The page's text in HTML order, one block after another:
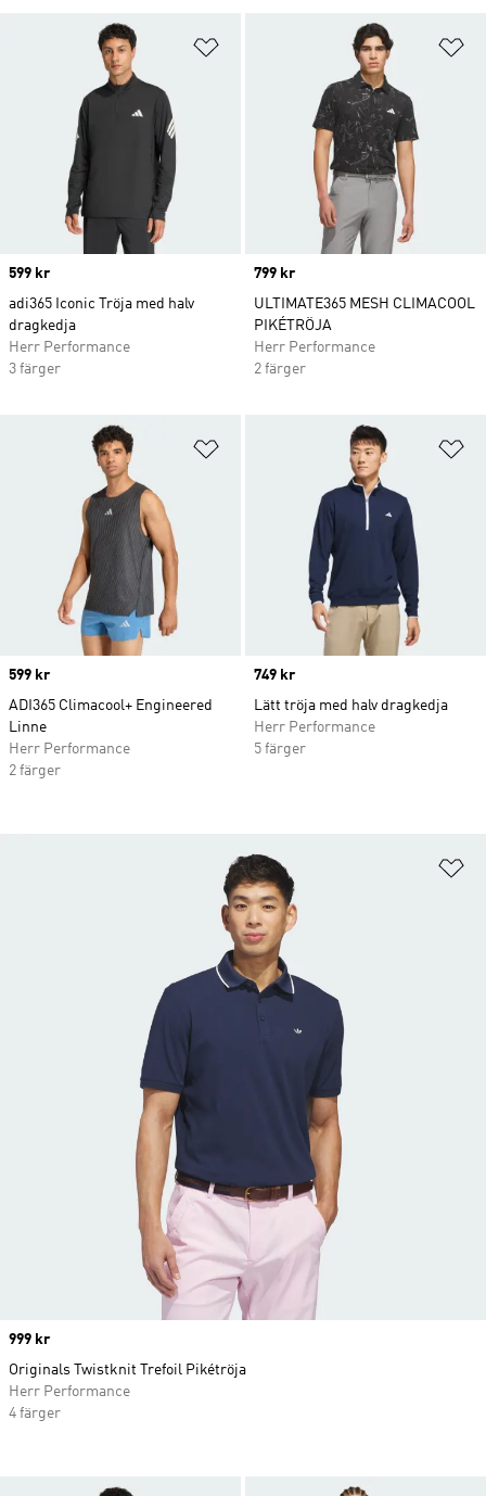
Lägg till på önskelistan
Price
599 kr
adi365 Iconic Tröja med halv
dragkedja
Herr Performance
3 färger
Price
799 kr
ULTIMATE365 MESH CLIMACOOL
PIKÉTRÖJA
Herr Performance
2 färger
Lägg till på önskelistan
Price
599 kr
ADI365 Climacool+ Engineered
Linne
Herr Performance
2 färger
Price
749 kr
Lätt tröja med halv dragkedja
Herr Performance
5 färger
Price
999 kr
Originals Twistknit Trefoil Pikétröja
Herr Performance
4 färger